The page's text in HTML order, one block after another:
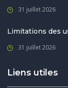
31 juillet 2026
Limitations des
31 juillet 2026
Liens utiles